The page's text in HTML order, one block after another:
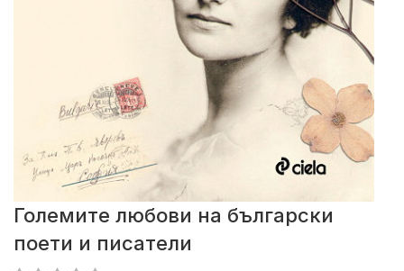
Големите любови на български
поети и писатели